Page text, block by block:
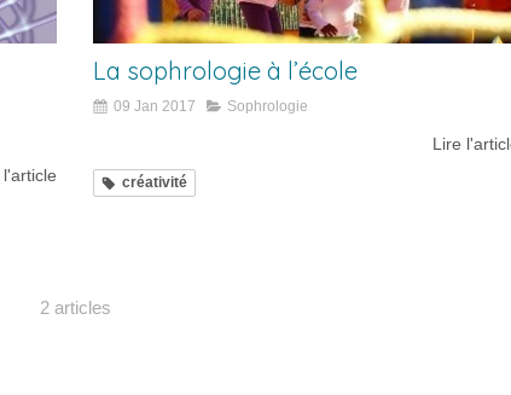
La sophrologie à l’école
09 Jan 2017 Sophrologie
Lire
créativité
2 articles